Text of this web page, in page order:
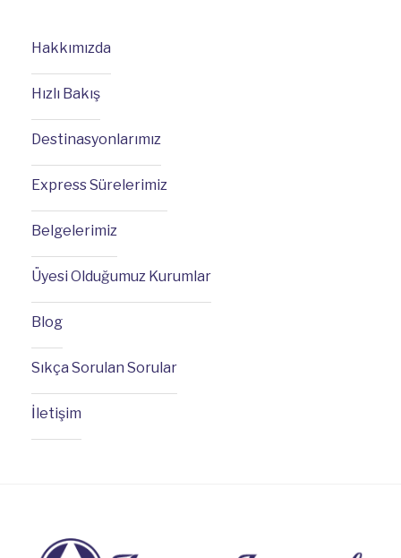
Hakkımızda
Hızlı Bakış
Destinasyonlarımız
Express Sürelerimiz
Belgelerimiz
Üyesi Olduğumuz Kurumlar
Blog
Sıkça Sorulan Sorular
İletişim